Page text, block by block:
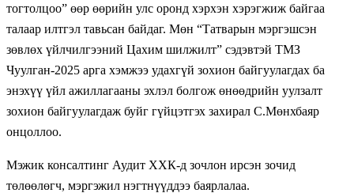
тогтолцоо” өөр өөрийн улс оронд хэрхэн хэрэгжиж байгаа
талаар илтгэл тавьсан байдаг. Мөн “Татварын мэргэшсэн
зөвлөх үйлчилгээний Цахим шилжилт” сэдэвтэй ТМЗ
Чуулган-2025 арга хэмжээ удахгүй зохион байгуулагдах ба
энэхүү үйл ажиллагааны эхлэл болгож өнөөдрийн уулзалт
зохион байгуулагдаж буйг гүйцэтгэх захирал С.Мөнхбаяр
онцоллоо.
Мэжик консалтинг Аудит ХХК-д зочлон ирсэн зочид
төлөөлөгч, мэргэжил нэгтнүүддээ баярлалаа.